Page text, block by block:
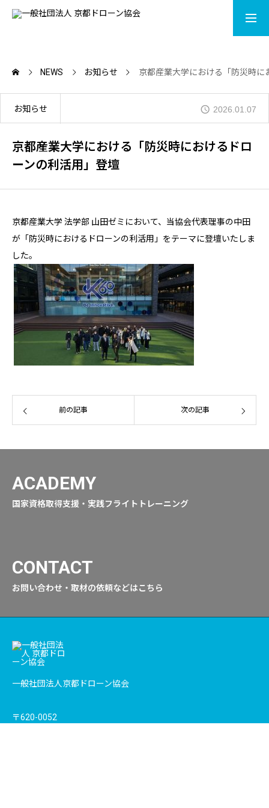
ACADEMY
DRONE SHOP
ABOUT
NEWS お知らせ 京都産業大学における「防災時
お知らせ 2026.01.07
京都産業大学における「防災時におけるドロ
ーンの利活用」登壇
京都産業大学 法学部 山田ゼミにおいて、当協会代表理事の中田
が「防災時におけるドローンの利活用」をテーマに登壇いたしま
した。
前の記事 次の記事
ACADEMY
国家資格取得支援・実践フライトトレーニング
CONTACT
お問い合わせ・取材の依頼などはこちら
一般社団法人京都ドローン協会
〒620-0052